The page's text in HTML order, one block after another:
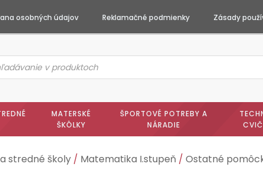
osobných údajov Reklamačné podmienky Zásady
MATERSKÉ
ŠKÔLKY
ŠPORTOVÉ POTREBY A
NÁRADIE
stredné školy / Matematika I.stupeň / Ostatné